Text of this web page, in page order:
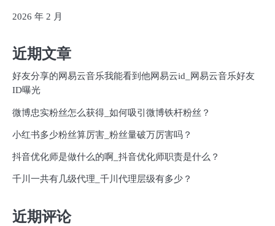
2026 年 2 月
近期文章
好友分享的网易云音乐我能看到他网易云id_网易云音乐好友
ID曝光
微博忠实粉丝怎么获得_如何吸引微博铁杆粉丝？
小红书多少粉丝算厉害_粉丝量破万厉害吗？
抖音优化师是做什么的啊_抖音优化师职责是什么？
千川一共有几级代理_千川代理层级有多少？
近期评论